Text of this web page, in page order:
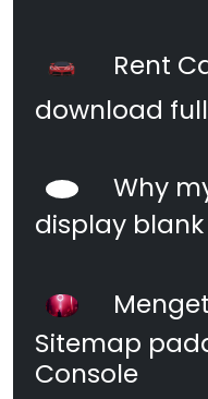
Rent
download
Why
display blank
Sitemap
Console